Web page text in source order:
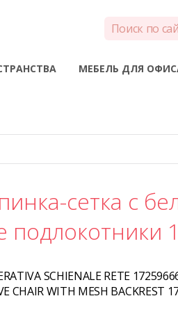
МЕБЕЛЬ ДЛЯ
сетка с
подлокотники
SCHIENALE RETE
CHAIR WITH MESH BACKREST